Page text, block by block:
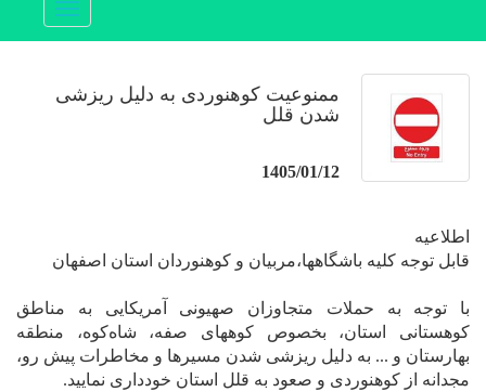
Toggle
ممنوعیت کوهنوردی به دلیل ریزشی
شدن قلل
1405/01/12
اطلاعیه
قابل توجه کلیه باشگاهها،مربیان و کوهنوردان استان اصفهان
با توجه به حملات متجاوزان صهیونی آمریکایی به مناطق
کوهستانی استان، بخصوص کوههای صفه، شاه‌کوه، منطقه
بهارستان و ... به دلیل ریزشی شدن مسیرها و مخاطرات پیش رو،
مجدانه از کوهنوردی و صعود به قلل استان خودداری نمایید.